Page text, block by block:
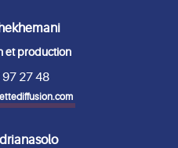
et production
27 48